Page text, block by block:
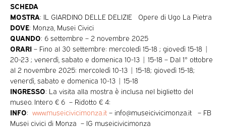
SCHEDA
MOSTRA: IL GIARDINO DELLE DELIZIE Opere di Ugo La Pietra
DOVE: Monza, Musei Civici
QUANDO: 6 settembre – 2 novembre 2025
ORARI – Fino al 30 settembre: mercoledì 15-18 ; giovedì 15-18 |
20-23 ; venerdì, sabato e domenica 10-13 | 15-18 – Dal 1° ottobre
al 2 novembre 2025: mercoledì 10-13 | 15-18; giovedì 15-18;
venerdì, sabato e domenica 10-13 | 15-18
INGRESSO: La visita alla mostra è inclusa nel biglietto del
museo. Intero € 6 – Ridotto € 4:
INFO: www.museicivicimonza.it – info@museicivicimonza.it – FB
Musei civici di Monza – IG museicivicimonza